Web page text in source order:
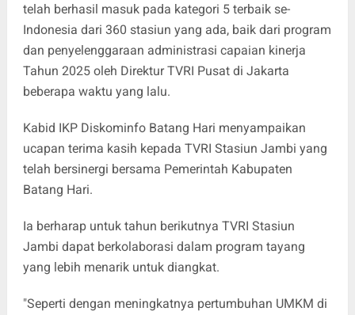
telah berhasil masuk pada kategori 5 terbaik se-
Indonesia dari 360 stasiun yang ada, baik dari program
dan penyelenggaraan administrasi capaian kinerja
Tahun 2025 oleh Direktur TVRI Pusat di Jakarta
beberapa waktu yang lalu.
Kabid IKP Diskominfo Batang Hari menyampaikan
ucapan terima kasih kepada TVRI Stasiun Jambi yang
telah bersinergi bersama Pemerintah Kabupaten
Batang Hari.
Ia berharap untuk tahun berikutnya TVRI Stasiun
Jambi dapat berkolaborasi dalam program tayang
yang lebih menarik untuk diangkat.
"Seperti dengan meningkatnya pertumbuhan UMKM di